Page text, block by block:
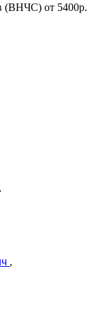
(ВНЧС) от 5400р.
,
,